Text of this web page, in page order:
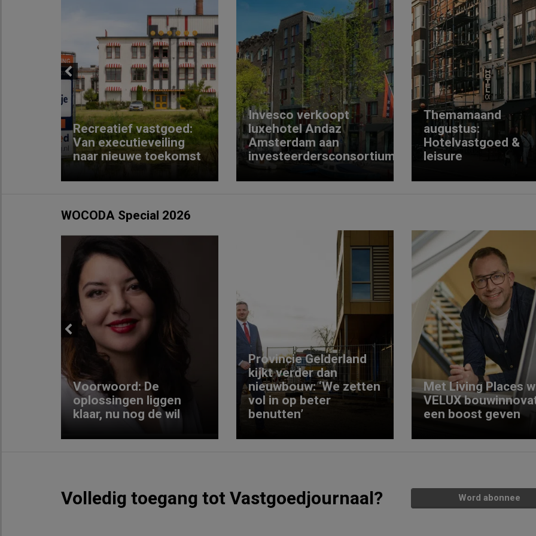
Previous
Recreatief vastgoed:
Van executieveiling
naar nieuwe toekomst
Invesco verkoopt
luxehotel Andaz
Amsterdam aan
investeerdersconsortium
Themamaand
augustus:
Hotelvastgoed &
leisure
WOCODA Special 2026
Previous
Voorwoord: De
oplossingen liggen
klaar, nu nog de wil
Provincie Gelderland
kijkt verder dan
nieuwbouw: ‘We zetten
vol in op beter
benutten’
Met Living Places
VELUX
een boost geven
Volledig toegang tot Vastgoedjournaal? Word abonnee